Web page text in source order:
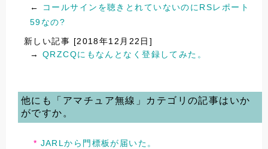
←
コールサインを聴きとれていないのにRSレポート
59なの?
新しい記事 [2018年12月22日]
→ QRZCQにもなんとなく登録してみた。
他にも「アマチュア無線」カテゴリの記事はいか
がですか。
JARLから門標板が届いた。